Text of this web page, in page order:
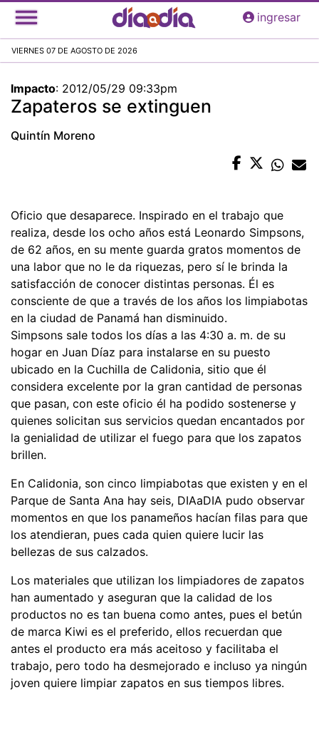
Pasar
al
principal
ingresar
VIERNES 07 DE AGOSTO DE 2026
Impacto: 2012/05/29 09:33pm
Zapateros se extinguen
Quintín Moreno
Oficio que desaparece. Inspirado en el trabajo que
realiza, desde los ocho años está Leonardo Simpsons,
de 62 años, en su mente guarda gratos momentos de
una labor que no le da riquezas, pero sí le brinda la
satisfacción de conocer distintas personas. Él es
consciente de que a través de los años los limpiabotas
en la ciudad de Panamá han disminuido.
Simpsons sale todos los días a las 4:30 a. m. de su
hogar en Juan Díaz para instalarse en su puesto
ubicado en la Cuchilla de Calidonia, sitio que él
considera excelente por la gran cantidad de personas
que pasan, con este oficio él ha podido sostenerse y
quienes solicitan sus servicios quedan encantados por
la genialidad de utilizar el fuego para que los zapatos
brillen.
En Calidonia, son cinco limpiabotas que existen y en el
Parque de Santa Ana hay seis, DIAaDIA pudo observar
momentos en que los panameños hacían filas para que
los atendieran, pues cada quien quiere lucir las
bellezas de sus calzados.
Los materiales que utilizan los limpiadores de zapatos
han aumentado y aseguran que la calidad de los
productos no es tan buena como antes, pues el betún
de marca Kiwi es el preferido, ellos recuerdan que
antes el producto era más aceitoso y facilitaba el
trabajo, pero todo ha desmejorado e incluso ya ningún
joven quiere limpiar zapatos en sus tiempos libres.